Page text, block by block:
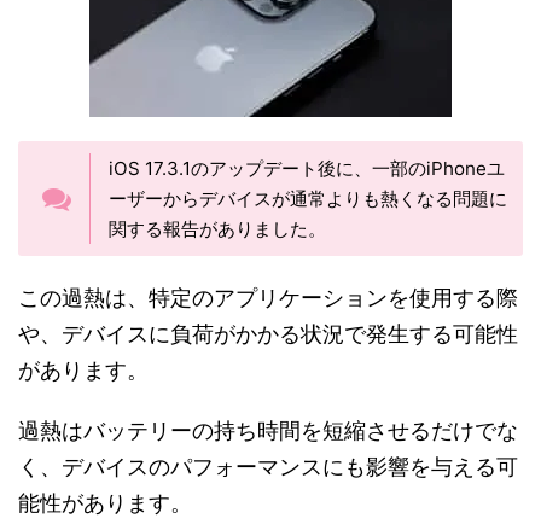
iOS 17.3.1のアップデート後に、一部のiPhoneユ
ーザーからデバイスが通常よりも熱くなる問題に
関する報告がありました。
この過熱は、特定のアプリケーションを使用する際
や、デバイスに負荷がかかる状況で発生する可能性
があります。
過熱はバッテリーの持ち時間を短縮させるだけでな
く、デバイスのパフォーマンスにも影響を与える可
能性があります。